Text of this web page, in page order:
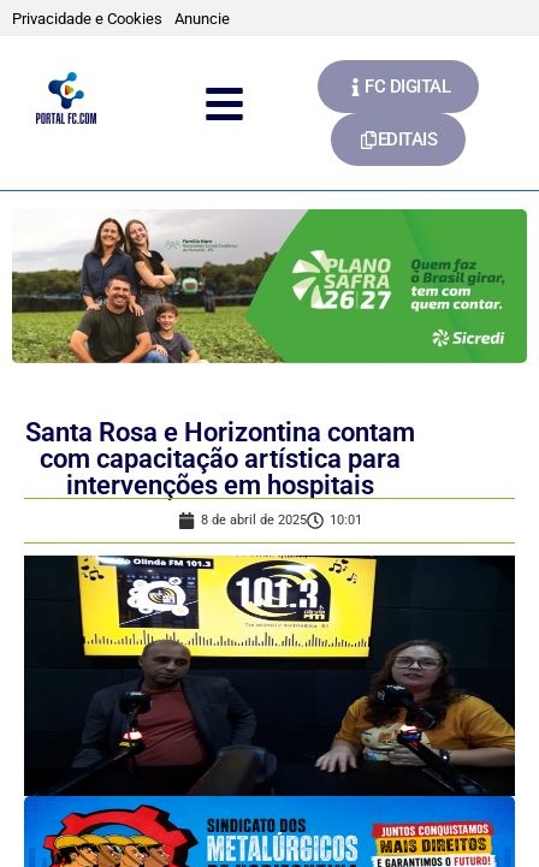
Privacidade e Cookies Anuncie
FC DIGITAL
EDITAIS
Santa Rosa e Horizontina contam
com capacitação artística para
intervenções em hospitais
8 de abril de 2025 10:01